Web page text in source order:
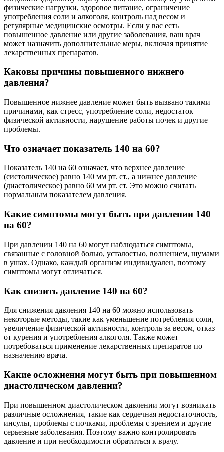
физические нагрузки, здоровое питание, ограничение
употребления соли и алкоголя, контроль над весом и
регулярные медицинские осмотры. Если у вас есть
повышенное давление или другие заболевания, ваш врач
может назначить дополнительные меры, включая принятие
лекарственных препаратов.
Каковы причины повышенного нижнего
давления?
Повышенное нижнее давление может быть вызвано такими
причинами, как стресс, употребление соли, недостаток
физической активности, нарушение работы почек и другие
проблемы.
Что означает показатель 140 на 60?
Показатель 140 на 60 означает, что верхнее давление
(систолическое) равно 140 мм рт. ст., а нижнее давление
(диастолическое) равно 60 мм рт. ст. Это можно считать
нормальным показателем давления.
Какие симптомы могут быть при давлении 140
на 60?
При давлении 140 на 60 могут наблюдаться симптомы,
связанные с головной болью, усталостью, волнением, шумами
в ушах. Однако, каждый организм индивидуален, поэтому
симптомы могут отличаться.
Как снизить давление 140 на 60?
Для снижения давления 140 на 60 можно использовать
некоторые методы, такие как уменьшение потребления соли,
увеличение физической активности, контроль за весом, отказ
от курения и употребления алкоголя. Также может
потребоваться применение лекарственных препаратов по
назначению врача.
Какие осложнения могут быть при повышенном
диастолическом давлении?
При повышенном диастолическом давлении могут возникать
различные осложнения, такие как сердечная недостаточность,
инсульт, проблемы с почками, проблемы с зрением и другие
серьезные заболевания. Поэтому важно контролировать
давление и при необходимости обратиться к врачу.